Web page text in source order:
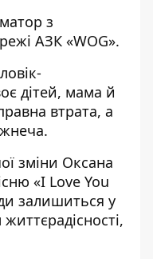
з
АЗК «WOG».
дітей, мама й
втрата, а
зміни Оксана
«I Love You
залишиться у